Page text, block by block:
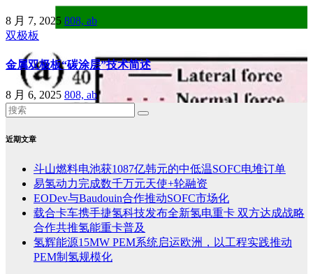
8 月 7, 2025 808, ab
双极板
金属双极板“碳涂层”技术简述
8 月 6, 2025 808, ab
近期文章
斗山燃料电池获1087亿韩元的中低温SOFC电堆订单
易氢动力完成数千万元天使+轮融资
EODev与Baudouin合作推动SOFC市场化
载合卡车携手捷氢科技发布全新氢电重卡 双方达成战略
合作共推氢能重卡普及
氢辉能源15MW PEM系统启运欧洲，以工程实践推动
PEM制氢规模化